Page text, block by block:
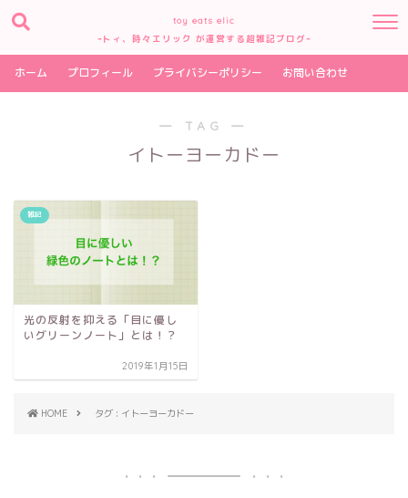
toy eats elic
~トィ、時々エリック が運営する超雑記ブログ~
ホーム プロフィール プライバシーポリシー お問い合わせ
― TAG ―
イトーヨーカドー
雑記
光の反射を抑える「目に優し
いグリーンノート」とは！？
2019年1月15日
HOME タグ : イトーヨーカドー